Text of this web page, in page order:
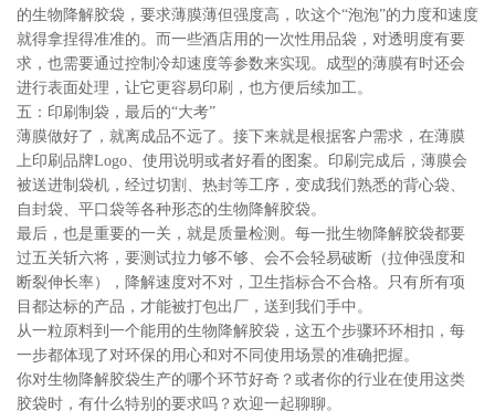
的生物降解胶袋，要求薄膜薄但强度高，吹这个“泡泡”的力度和速度
就得拿捏得准准的。而一些酒店用的一次性用品袋，对透明度有要
求，也需要通过控制冷却速度等参数来实现。成型的薄膜有时还会
进行表面处理，让它更容易印刷，也方便后续加工。
五：印刷制袋，最后的“大考”
薄膜做好了，就离成品不远了。接下来就是根据客户需求，在薄膜
上印刷品牌Logo、使用说明或者好看的图案。印刷完成后，薄膜会
被送进制袋机，经过切割、热封等工序，变成我们熟悉的背心袋、
自封袋、平口袋等各种形态的生物降解胶袋。
最后，也是重要的一关，就是质量检测。每一批生物降解胶袋都要
过五关斩六将，要测试拉力够不够、会不会轻易破断（拉伸强度和
断裂伸长率），降解速度对不对，卫生指标合不合格。只有所有项
目都达标的产品，才能被打包出厂，送到我们手中。
从一粒原料到一个能用的生物降解胶袋，这五个步骤环环相扣，每
一步都体现了对环保的用心和对不同使用场景的准确把握。
你对生物降解胶袋生产的哪个环节好奇？或者你的行业在使用这类
胶袋时，有什么特别的要求吗？欢迎一起聊聊。